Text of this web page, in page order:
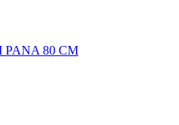
PANA 80 CM